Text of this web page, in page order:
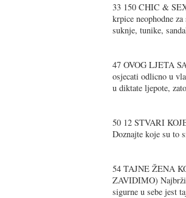
33 150 CHIC &
krpice neophodne
suknje, tunike,
47 OVOG LJETA
osjecati odlicno u
u diktate ljepote,
50 12 STVARI
Doznajte koje su to
54 TAJNE ŽENA
ZAVIDIMO) Najbrži
sigurne u sebe jest